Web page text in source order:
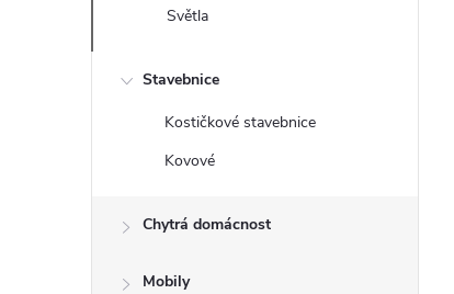
Světla
Stavebnice
Kostičkové stavebnice
Kovové
Chytrá domácnost
Mobily